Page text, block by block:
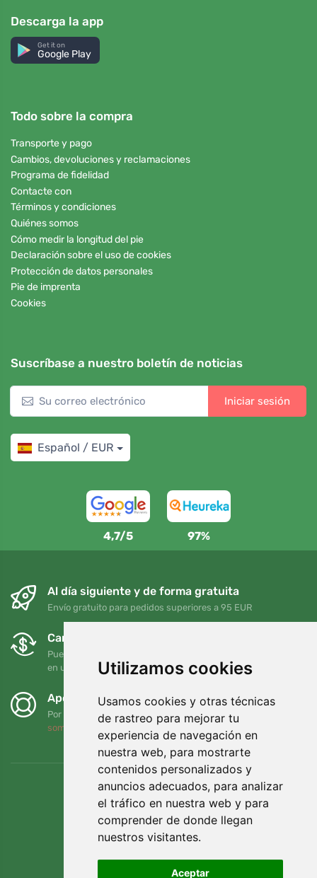
Utilizamos cookies
Usamos cookies y otras técnicas
de rastreo para mejorar tu
experiencia de navegación en
nuestra web, para mostrarte
contenidos personalizados y
anuncios adecuados, para analizar
el tráfico en nuestra web y para
comprender de donde llegan
nuestros visitantes.
Aceptar
Descarga la app
Get it on
Google Play
Todo sobre la compra
Transporte y pago
Cambios, devoluciones y reclamaciones
Programa de fidelidad
Contacte con
Términos y condiciones
Quiénes somos
Cómo medir la longitud del pie
Declaración sobre el uso de cookies
Protección de datos personales
Pie de imprenta
Cookies
Suscríbase a nuestro boletín de noticias
Iniciar sesión
Español / EUR
4,7/5 97%
Al día siguiente y de forma gratuita
Envío gratuito para pedidos superiores a 95 EUR
Cambios y devoluciones gratuitos
Puede devolver o cambiar su pedido en cualquier momento
en un plazo de 90 días
Apoyamos a Trees.org
Por cada pedido plantamos un árbol. Leer más
somos